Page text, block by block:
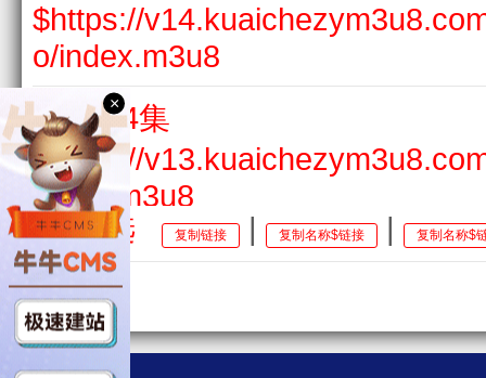
$https://
o/index.m3u8
第04集
$https://
index.m3u8
第05集
$https://
index.m3u8
全选 复制链接 | 复制名称$链接 | 复制名称$
×